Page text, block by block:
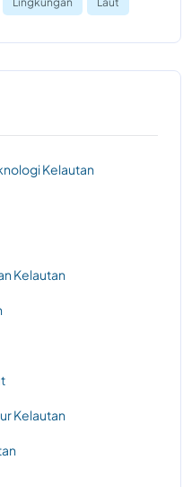
Kelautan
Kelautan
Kelautan